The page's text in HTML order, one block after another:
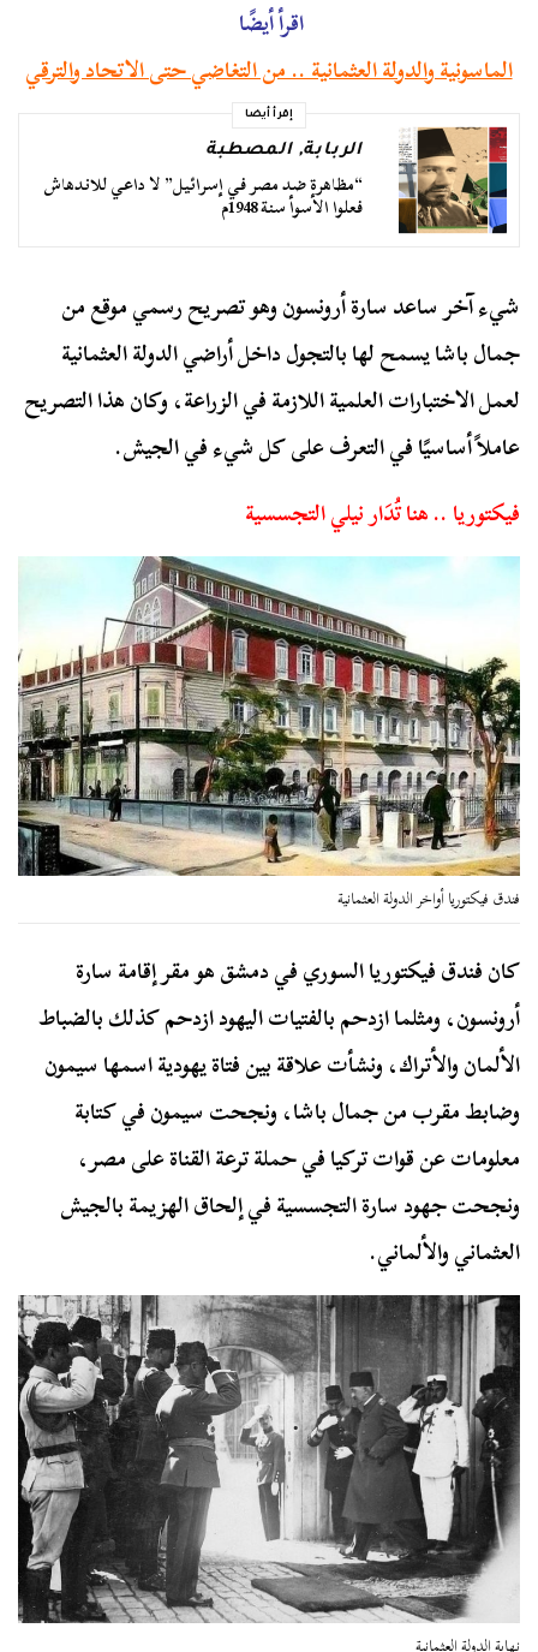
اقرأ أيضًا
الماسونية والدولة العثمانية .. من التغاضي حتى الاتحاد والترقي
إقرأ أيضا
الربابة,المصطبة
“مظاهرة ضد مصر في إسرائيل” لا داعي للاندهاش
فعلوا الأسوأ سنة 1948م
شيء آخر ساعد سارة أرونسون وهو تصريح رسمي موقع من
جمال باشا يسمح لها بالتجول داخل أراضي الدولة العثمانية
لعمل الاختبارات العلمية اللازمة في الزراعة، وكان هذا التصريح
عاملاً أساسيًا في التعرف على كل شيء في الجيش.
فيكتوريا .. هنا تُدَار نيلي التجسسية
فندق فيكتوريا أواخر الدولة العثمانية
كان فندق فيكتوريا السوري في دمشق هو مقر إقامة سارة
أرونسون، ومثلما ازدحم بالفتيات اليهود ازدحم كذلك بالضباط
الألمان والأتراك، ونشأت علاقة بين فتاة يهودية اسمها سيمون
وضابط مقرب من جمال باشا، ونجحت سيمون في كتابة
معلومات عن قوات تركيا في حملة ترعة القناة على مصر،
ونجحت جهود سارة التجسسية في إلحاق الهزيمة بالجيش
العثماني والألماني.
نهاية الدولة العثمانية